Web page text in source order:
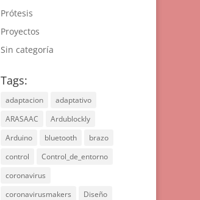
Prótesis
Proyectos
Sin categoría
Tags:
adaptacion
adaptativo
ARASAAC
Ardublockly
Arduino
bluetooth
brazo
control
Control_de_entorno
coronavirus
coronavirusmakers
Diseño